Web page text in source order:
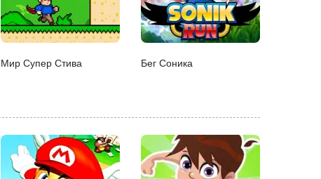
Мир Супер Стива Бег Соника